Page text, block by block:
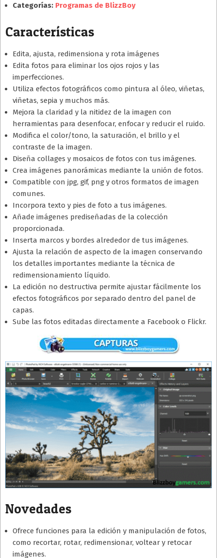
Categorías: Programas de BlizzBoy
Características
Edita, ajusta, redimensiona y rota imágenes
Edita fotos para eliminar los ojos rojos y las
imperfecciones.
Utiliza efectos fotográficos como pintura al óleo, viñetas,
viñetas, sepia y muchos más.
Mejora la claridad y la nitidez de la imagen con
herramientas para desenfocar, enfocar y reducir el ruido.
Modifica el color/tono, la saturación, el brillo y el
contraste de la imagen.
Diseña collages y mosaicos de fotos con tus imágenes.
Crea imágenes panorámicas mediante la unión de fotos.
Compatible con jpg, gif, png y otros formatos de imagen
comunes.
Incorpora texto y pies de foto a tus imágenes.
Añade imágenes prediseñadas de la colección
proporcionada.
Inserta marcos y bordes alrededor de tus imágenes.
Ajusta la relación de aspecto de la imagen conservando
los detalles importantes mediante la técnica de
redimensionamiento líquido.
La edición no destructiva permite ajustar fácilmente los
efectos fotográficos por separado dentro del panel de
capas.
Sube las fotos editadas directamente a Facebook o Flickr.
Novedades
Ofrece funciones para la edición y manipulación de fotos,
como recortar, rotar, redimensionar, voltear y retocar
imágenes.